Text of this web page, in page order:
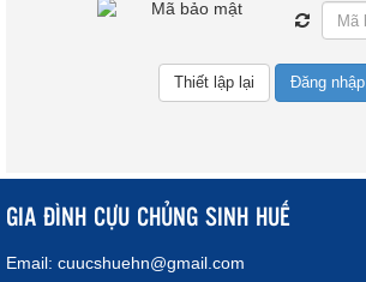
Đăng nhập
GIA ĐÌNH CỰU CHỦNG SINH HUẾ
Email: cuucshuehn@gmail.com